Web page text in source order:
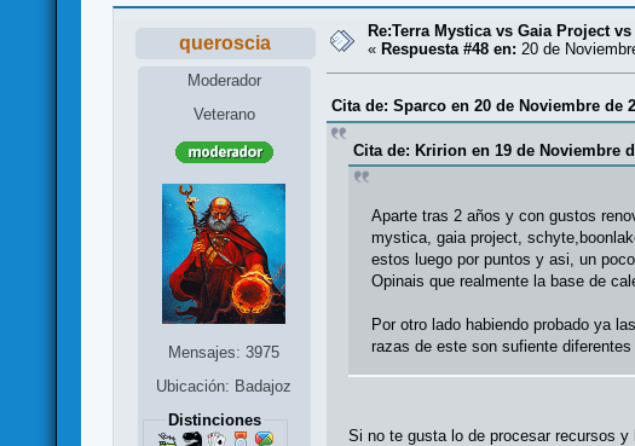
queroscia
Moderador
Veterano
Mensajes: 3975
Ubicación: Badajoz
Distinciones
Re:Terra Mystica vs Gaia Project
« Respuesta #48 en: 20 de
Cita de: Sparco en 20 de Noviembre de
Cita de: Kririon en 19 de Noviembre
Aparte tras 2 años y con gustos
mystica, gaia project,
estos luego por puntos y asi, un
Opinais que realmente la base de
Por otro lado habiendo probado ya
razas de este son sufiente
Si no te gusta lo de procesar recursos